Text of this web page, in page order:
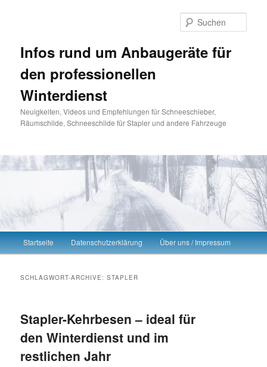
Infos rund um Anbaugeräte für
den professionellen
Winterdienst
Neuigkeiten, Videos und Empfehlungen für Schneeschieber,
Räumschilde, Schneeschilde für Stapler und andere Fahrzeuge
Hauptmenü
Zum Inhalt wechseln
Zum sekundären Inhalt wechseln
Startseite Datenschutzerklärung Über uns / Impressum
SCHLAGWORT-ARCHIVE:STAPLER
Stapler-Kehrbesen – ideal für
den Winterdienst und im
restlichen Jahr